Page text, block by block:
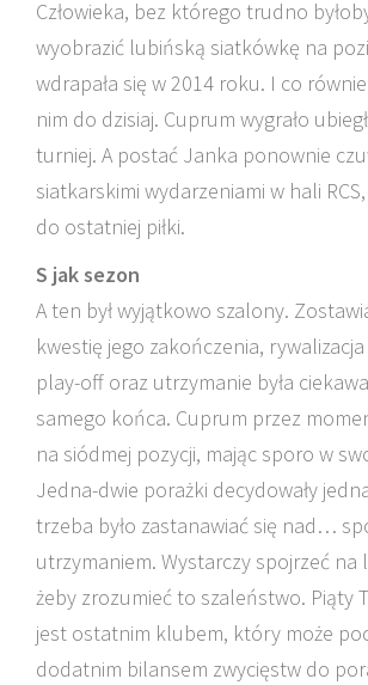
Człowieka, bez którego trudno
wyobrazić lubińską siatkówkę na
wdrapała się w 2014 roku. I co
nim do dzisiaj. Cuprum wygrało
turniej. A postać Janka ponownie
siatkarskimi wydarzeniami w hali
do ostatniej piłki.
S jak sezon
A ten był wyjątkowo szalony.
kwestię jego zakończenia,
play-off oraz utrzymanie była
samego końca. Cuprum przez
na siódmej pozycji, mając sporo w
Jedna-dwie porażki decydowały
trzeba było zastanawiać się nad…
utrzymaniem. Wystarczy spojrzeć na
żeby zrozumieć to szaleństwo. Piąty
jest ostatnim klubem, który może
dodatnim bilansem zwycięstw do